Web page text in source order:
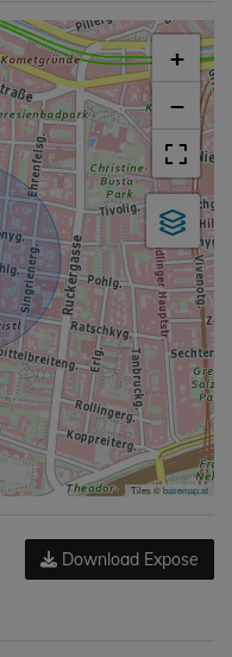
+
−
Tiles ©basemap.at
Download Expose